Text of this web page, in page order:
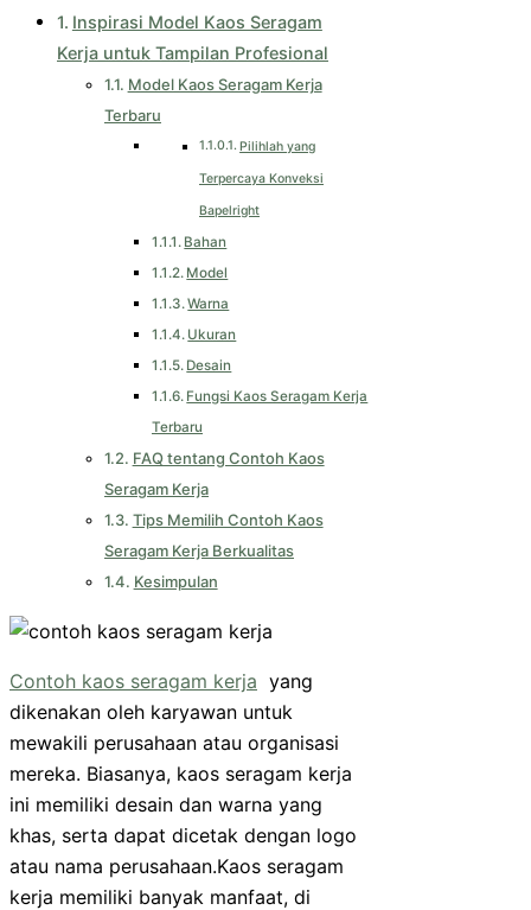
Inspirasi Model Kaos Seragam
Kerja untuk Tampilan Profesional
Model Kaos Seragam Kerja
Terbaru
Pilihlah yang
Terpercaya Konveksi
Bapelright
Bahan
Model
Warna
Ukuran
Desain
Fungsi Kaos Seragam Kerja
Terbaru
FAQ tentang Contoh Kaos
Seragam Kerja
Tips Memilih Contoh Kaos
Seragam Kerja Berkualitas
Kesimpulan
Contoh kaos seragam kerja yang
dikenakan oleh karyawan untuk
mewakili perusahaan atau organisasi
mereka. Biasanya, kaos seragam kerja
ini memiliki desain dan warna yang
khas, serta dapat dicetak dengan logo
atau nama perusahaan.Kaos seragam
kerja memiliki banyak manfaat, di